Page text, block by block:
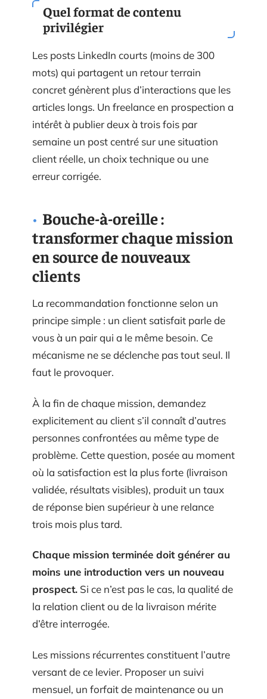
Quel format de contenu
privilégier
Les posts LinkedIn courts (moins de 300
mots) qui partagent un retour terrain
concret génèrent plus d’interactions que les
articles longs. Un freelance en prospection a
intérêt à publier deux à trois fois par
semaine un post centré sur une situation
client réelle, un choix technique ou une
erreur corrigée.
Bouche-à-oreille :
transformer chaque mission
en source de nouveaux
clients
La recommandation fonctionne selon un
principe simple : un client satisfait parle de
vous à un pair qui a le même besoin. Ce
mécanisme ne se déclenche pas tout seul. Il
faut le provoquer.
À la fin de chaque mission, demandez
explicitement au client s’il connaît d’autres
personnes confrontées au même type de
problème. Cette question, posée au moment
où la satisfaction est la plus forte (livraison
validée, résultats visibles), produit un taux
de réponse bien supérieur à une relance
trois mois plus tard.
Chaque mission terminée doit générer au
moins une introduction vers un nouveau
prospect. Si ce n’est pas le cas, la qualité de
la relation client ou de la livraison mérite
d’être interrogée.
Les missions récurrentes constituent l’autre
versant de ce levier. Proposer un suivi
mensuel, un forfait de maintenance ou un